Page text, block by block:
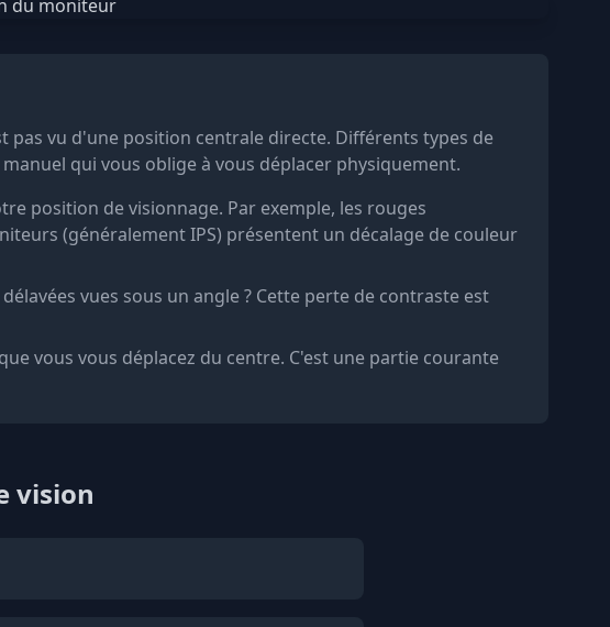
pas vu d'une position centrale directe. Différents types de
qui vous oblige à vous déplacer physiquement.
position de visionnage. Par exemple, les rouges
(généralement IPS) présentent un décalage de couleur
vues sous un angle ? Cette perte de contraste est
vous vous déplacez du centre. C'est une partie courante
vision